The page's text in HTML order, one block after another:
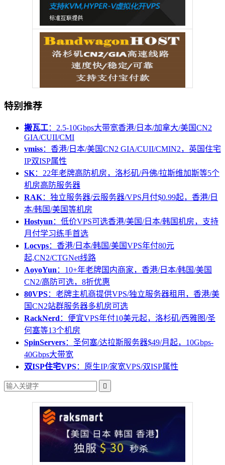
特别推荐
搬瓦工：2.5-10Gbps大带宽香港/日本/加拿大/美国CN2
GIA/CUII/CMI
vmiss：香港/日本/美国CN2 GIA/CUII/CMIN2，英国住宅
IP双ISP属性
SK：22年老牌高防机房，洛杉矶/丹佛/拉斯维加斯等5个
机房高防服务器
RAK：独立服务器/云服务器/VPS月付$0.99起，香港/日
本/韩国/美国等机房
Hostyun ：低价VPS可选香港/美国/日本/韩国机房，支持
月付学习练手首选
Locvps：香港/日本/韩国/美国VPS年付80元
起,CN2/CTGNet线路
AoyoYun ：10+年老牌国内商家，香港/日本/韩国/美国
CN2/高防可选，8折优惠
80VPS：老牌主机商提供VPS/独立服务器租用，香港/美
国CN2站群服务器多机房可选
RackNerd ：便宜VPS年付10美元起，洛杉矶/西雅图/圣
何塞等13个机房
SpinServers：圣何塞/达拉斯服务器$49/月起，10Gbps-
40Gbps大带宽
双ISP住宅VPS：原生IP/家宽VPS/双ISP属性
